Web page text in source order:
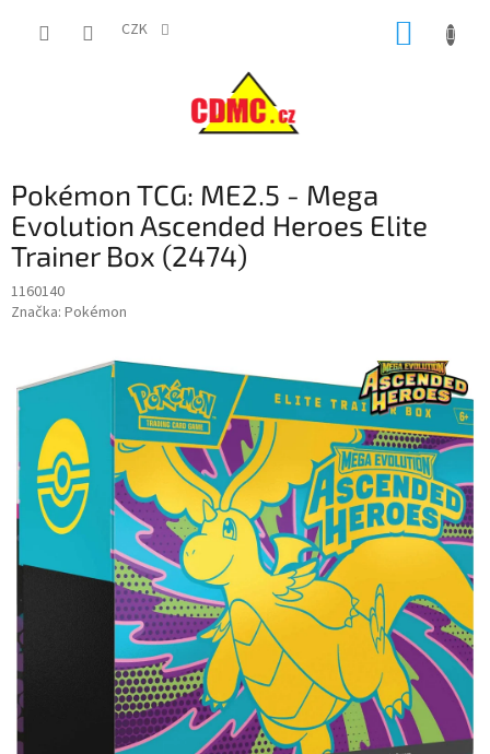
CZK
Pokémon TCG: ME2.5 - Mega
Evolution Ascended Heroes Elite
Trainer Box (2474)
1160140
Značka: Pokémon